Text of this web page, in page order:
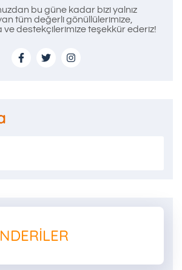
bu güne kadar bizi yalnız
tüm değerli gönüllülerimize,
ve destekçilerimize teşekkür ederiz!